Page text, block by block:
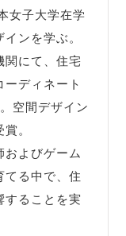
女子大学在学
ンを学ぶ。
関にて、住宅
ディネート
空間デザイン
。
およびゲーム
てる中で、住
することを実